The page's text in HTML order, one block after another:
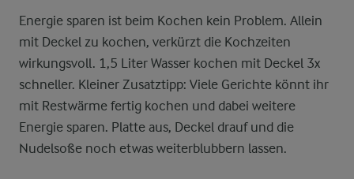
Energie sparen ist beim Kochen kein Problem. Allein
mit Deckel zu kochen, verkürzt die Kochzeiten
wirkungsvoll. 1,5 Liter Wasser kochen mit Deckel 3x
schneller. Kleiner Zusatztipp: Viele Gerichte könnt ihr
mit Restwärme fertig kochen und dabei weitere
Energie sparen. Platte aus, Deckel drauf und die
Nudelsoße noch etwas weiterblubbern lassen.